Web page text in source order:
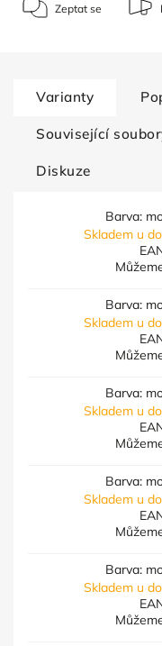
Zeptat se
Varianty
Související
Diskuze
Barva:
Skladem u
Barva:
Skladem u
Barva:
Skladem u
Barva:
Skladem u
Barva:
Skladem u